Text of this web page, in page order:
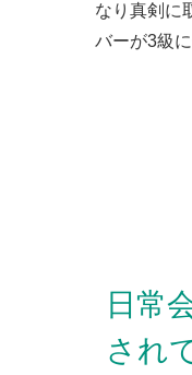
なり真剣に
バーが3級
日常
され